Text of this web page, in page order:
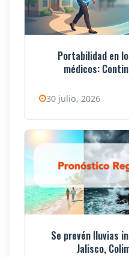
Portabilidad en
médicos:
30 julio, 2026
Se prevén lluvias
Jalisco,